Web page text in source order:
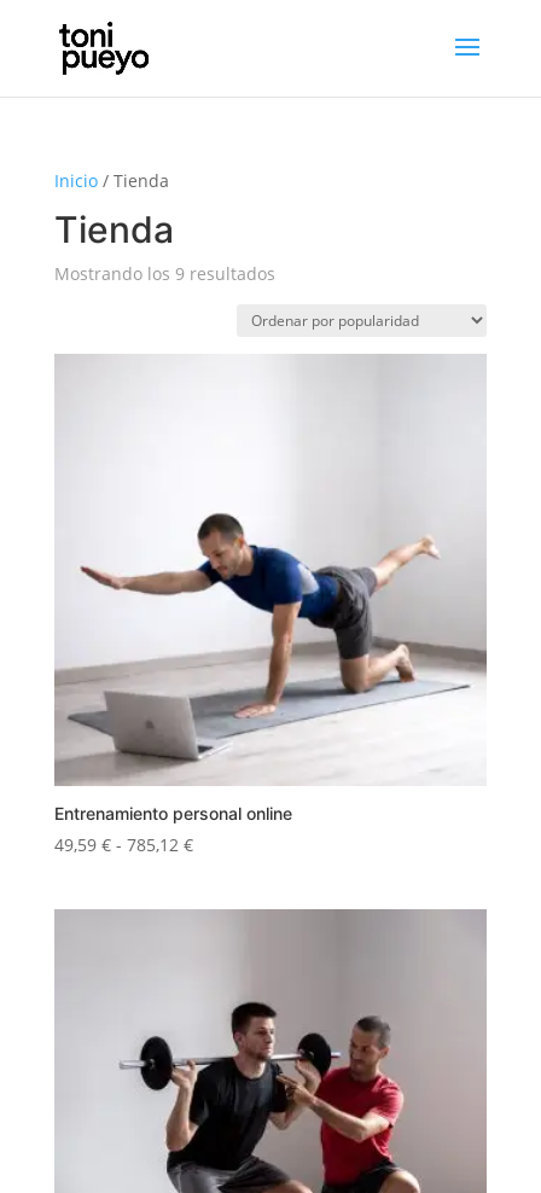
Inicio/ Tienda
Tienda
Mostrando los 9 resultados
Entrenamiento personal online
49,59 € - 785,12 €Rango
785,12 €